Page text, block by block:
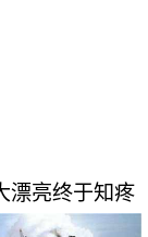
漂亮终于知疼